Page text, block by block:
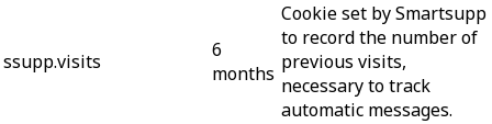
ssupp.visits
6
months
Cookie set by Smartsupp
to record the number of
previous visits,
necessary to track
automatic messages.